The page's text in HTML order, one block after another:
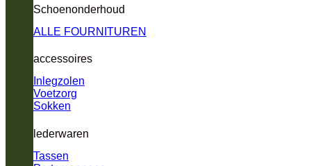
Schoenonderhoud
ALLE FOURNITUREN
accessoires
Inlegzolen
Voetzorg
Sokken
lederwaren
Tassen